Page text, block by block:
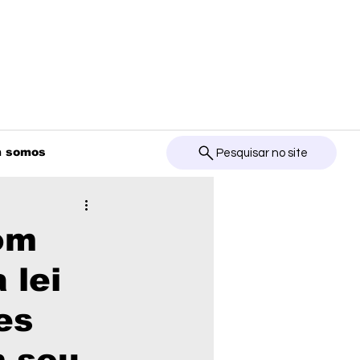
somos Pesquisar no site
lei